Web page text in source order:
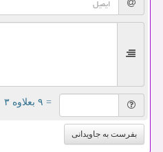
= ۹ بعلاوه ۳
بفرست به جاویدانی